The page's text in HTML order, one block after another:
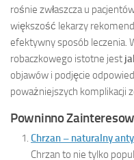
rośnie zwłaszcza u
większość lekarzy
efektywny sposób leczenia.
robaczkowego istotne jest
objawów i podjęcie
poważniejszych komplikacji
Powninno
Chrzan – naturalny
Chrzan to nie tylko